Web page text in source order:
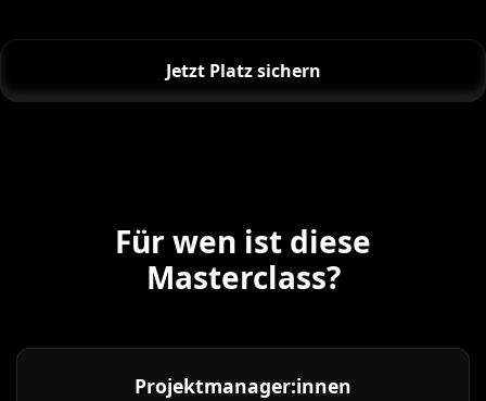
Jetzt Platz sichern
Für wen ist diese
Masterclass?
Projektmanager:innen